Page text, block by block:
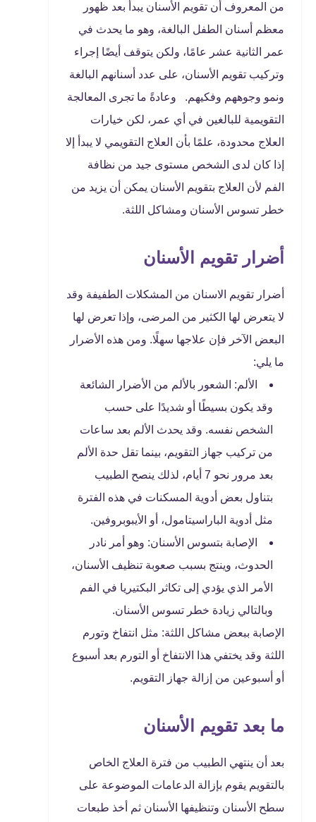
من المعروف أن تقويم الأسنان يبدأ بعد ظهور
معظم أسنان الطفل البالغة، وهو ما يحدث في
عمر الثانية عشر عامًا، ولكن يتوقف أيضًا إجراء
وتركيب تقويم الأسنان، على عدد أسنانهم البالغة
ونمو وجوههم وفكيهم. وعادةً ما تجرى المعالجة
التقويمية للبالغين في أي عمر، لكن خيارات
العلاج محدودة، علمًا بأن العلاج التقويمي لا يبدأ إلا
إذا كان لدى الشخص مستوى جيد من نظافة
الفم لأن العلاج بتقويم الأسنان يمكن أن يزيد من
خطر تسوس الأسنان ومشاكل اللثة.
أضرار تقويم الأسنان
أضرار تقويم الاسنان من المشكلات الطفيفة وقد
لا يتعرض لها الكثير من المرضى، وإذا تعرض لها
البعض الآخر فإن علاجها سهلًا. ومن هذه الأضرار
ما يلي:
الألم: الشعور بالألم من الأضرار الشائعة
وقد يكون بسيطًا أو شديدًا على حسب
الشخص نفسه. وقد يحدث الألم بعد ساعات
من تركيب جهاز التقويم، بينما تقل حدة الألم
بعد مرور نحو 7 أيام، لذلك ينصح الطبيب
بتناول بعض أدوية المسكنات في هذه الفترة
مثل أدوية الباراسيتامول، أو الأيبوبروفين.
الإصابة بتسوس الأسنان: وهو أمر نادر
الحدوث، وينتج بسبب صعوبة تنظيف الأسنان،
الأمر الذي يؤدي إلى تكاثر البكتيريا في الفم
وبالتالي زيادة خطر تسوس الأسنان.
الإصابة ببعض مشاكل اللثة: مثل انتفاخ وتورم
اللثة وقد يختفي هذا الانتفاخ أو التورم بعد أسبوع
أو أسبوعين من إزالة جهاز التقويم.
ما بعد تقويم الأسنان
بعد أن ينتهي الطبيب من فترة العلاج الخاص
بالتقويم يقوم بإزالة الدعامات الموضوعة على
سطح الأسنان وتنظيفها الأسنان ثم أخذ طبعات